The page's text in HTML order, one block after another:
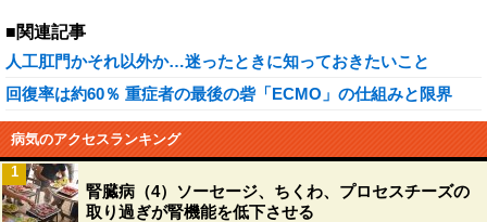
■関連記事
人工肛門かそれ以外か…迷ったときに知っておきたいこと
回復率は約60％ 重症者の最後の砦「ECMO」の仕組みと限界
病気のアクセスランキング
腎臓病（4）ソーセージ、ちくわ、プロセスチーズの
取り過ぎが腎機能を低下させる
1